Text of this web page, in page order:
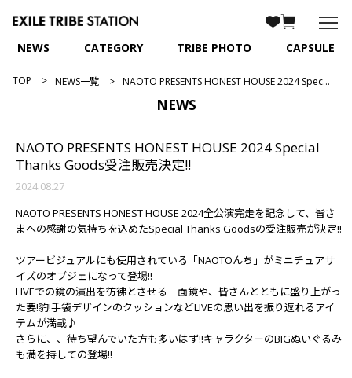
NEWS CATEGORY TRIBE PHOTO CAPSULE
TOP NEWS一覧 NAOTO PRESENTS HONEST HOUSE 2024 Special Thanks Goods受注販売決定!!
NEWS
NAOTO PRESENTS HONEST HOUSE 2024 Special
Thanks Goods受注販売決定!!
2024.08.27
NAOTO PRESENTS HONEST HOUSE 2024全公演完走を記念して、皆さ
まへの感謝の気持ちを込めたSpecial Thanks Goodsの受注販売が決定!!
ツアービジュアルにも使用されている「NAOTOんち」がミニチュアサ
イズのオブジェになって登場!!
LIVEでの鏡の演出を彷彿とさせる三面鏡や、皆さんとともに盛り上がっ
た要!豹!手袋デザインのクッションなどLIVEの思い出を振り返れるアイ
テムが満載♪
さらに、、待ち望んでいた方も多いはず!!キャラクターのBIGぬいぐるみ
も満を持しての登場!!